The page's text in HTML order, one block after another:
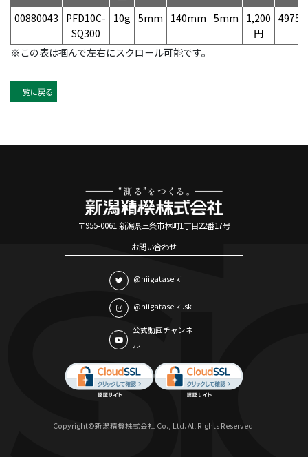
00880043
PFD10C-
SQ300
10g 5mm 140mm 5mm
1,200
円
※この表は掴んで左右にスクロール可能です。
一覧に戻る
〒955-0061 新潟県三条市林町1丁目22番17号
お問い合わせ
@niigataseiki
@niigataseiki.sk
公式動画チャンネ
ル
Copyright©新潟精機株式会社 Co., Ltd. All Rights Reserved.